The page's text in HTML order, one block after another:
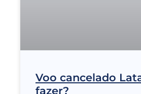
Voo cancelado
fazer?